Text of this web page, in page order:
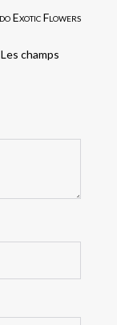
Exotic Flowers
Les champs